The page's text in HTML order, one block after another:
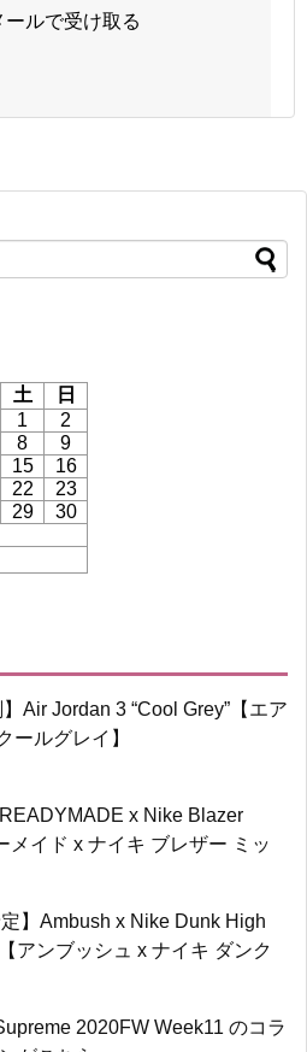
ルで受け取る
土 日
1
2
8
9
15
16
22
23
29
30
】Air Jordan 3 “Cool Grey”【エア
ールグレイ】
READYMADE x Nike Blazer
メイド x ナイキ ブレザー ミッ
定】Ambush x Nike Dunk High
アンブッシュ x ナイキ ダンク
2020FW Week11 のコラ